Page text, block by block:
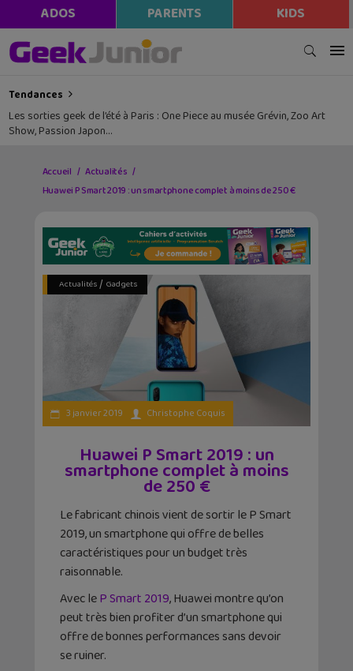
ADOS PARENTS KIDS
Tendances
Les sorties geek de l’été à Paris : One Piece au musée Grévin, Zoo Art
Show, Passion Japon…
Accueil
Actualités
Huawei P Smart 2019 : un smartphone complet à moins de 250 €
Actualités/ Gadgets
3 janvier 2019 Christophe Coquis
Huawei P Smart 2019 : un
smartphone complet à moins
de 250 €
Le fabricant chinois vient de sortir le P Smart
2019, un smartphone qui offre de belles
caractéristiques pour un budget très
raisonnable.
Avec leP Smart 2019, Huawei montre qu’on
peut très bien profiter d’un smartphone qui
offre de bonnes performances sans devoir
se ruiner.